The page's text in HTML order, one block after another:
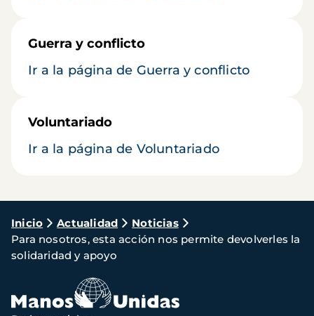
Guerra y conflicto
Ir a la página de Guerra y conflicto
Voluntariado
Ir a la página de Voluntariado
Ruta
de
navegación
Inicio Actualidad
Noticias
Para nosotros, esta acción nos permite devolverles la
solidaridad y apoyo